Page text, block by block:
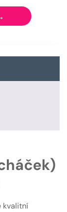
kvalitní